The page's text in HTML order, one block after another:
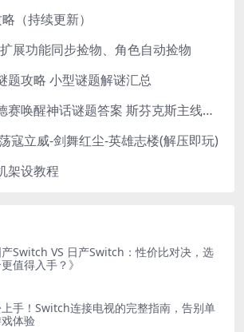
（持续更新）
展功能同步捡物、角色自动捡物
题攻略 小型谜题解谜汇总
刺客信条奥德赛唤醒神话谜题答案 斯芬克斯主线攻略
寇立威-剑舞红尘-英雄志楼(解压即玩)
架设教程
产Switch VS 日产Switch：性价比对决，选
值得入手？》
手！Switch连接电视的完整指南，告别单
体验